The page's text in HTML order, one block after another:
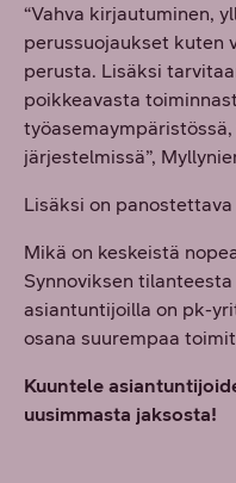
“Vahva kirjautuminen,
perussuojaukset kuten
perusta. Lisäksi
poikkeavasta
järjestelmissä”,
Lisäksi on
Mikä on keskeistä
Synnoviksen
asiantuntijoilla on pk-
osana suurempaa
Kuuntele
uusimmasta jaksosta!